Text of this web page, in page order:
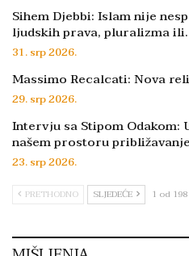
Sihem Djebbi: Islam nije
ljudskih prava, pluralizma
31. srp 2026.
Massimo Recalcati: Nova
29. srp 2026.
Intervju sa Stipom Odakom:
našem prostoru
23. srp 2026.
PRETHODNO SLJEDEĆE 1 od 198